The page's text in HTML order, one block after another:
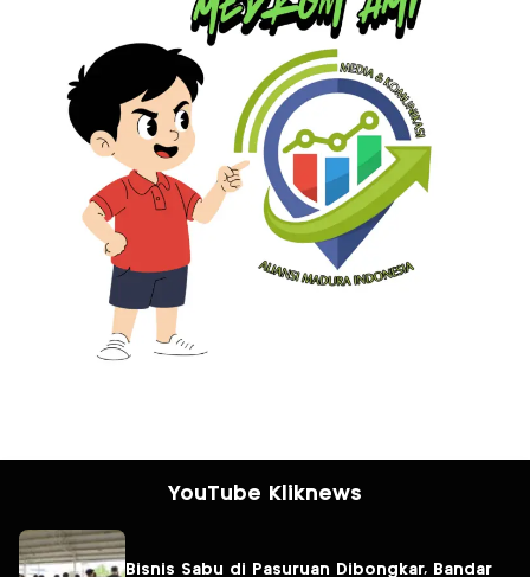
YouTube Kliknews
Bisnis Sabu di Pasuruan Dibongkar, Bandar